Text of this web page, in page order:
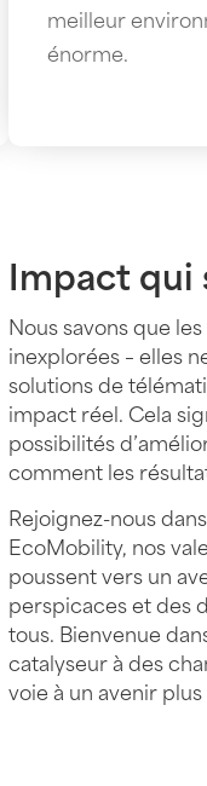
meilleur
énorme.
Impact qui
Nous savons que
inexplorées – elles
solutions de
impact réel. Cela
possibilités
comment les
Rejoignez-nous
EcoMobility, nos
poussent vers un
perspicaces et des
tous. Bienvenue
catalyseur à des
voie à un avenir plus